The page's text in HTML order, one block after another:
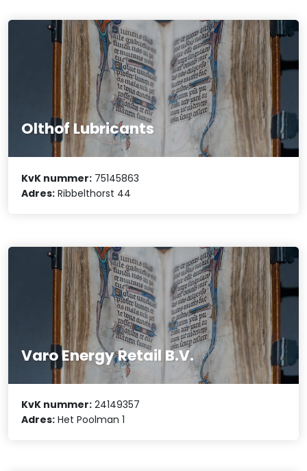
Olthof Lubricants
KvK nummer: 75145863
Adres: Ribbelthorst 44
Varo Energy Retail B.V.
KvK nummer: 24149357
Adres: Het Poolman 1